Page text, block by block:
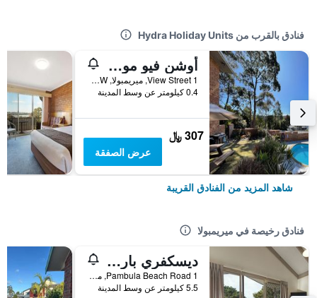
فنادق بالقرب من Hydra Holiday Units
أوشن فيو موتور إن
1 View Street, ميريمبولا, NSW, أستراليا
0.4 كيلومتر عن وسط المدينة
307 ﷼
عرض الصفقة
شاهد المزيد من الفنادق القريبة
فنادق رخيصة في ميريمبولا
ديسكفري باركس - بامبولا بيتش
1 Pambula Beach Road, ميريمبولا, NSW, أستراليا
5.5 كيلومتر عن وسط المدينة